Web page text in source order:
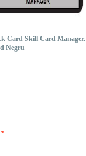
Card Skill Card Manager.
Negru
*